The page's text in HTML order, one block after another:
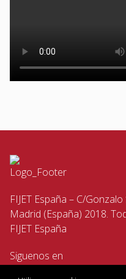
FIJET España – C/
Madrid (España) 2018.
FIJET España
Siguenos en